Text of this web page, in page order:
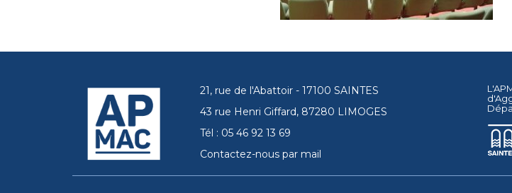
21, rue de l'Abattoir - 17100 SAINTES
43 rue Henri Giffard, 87280 LIMOGES
Tél : 05 46 92 13 69
Contactez-nous par mail